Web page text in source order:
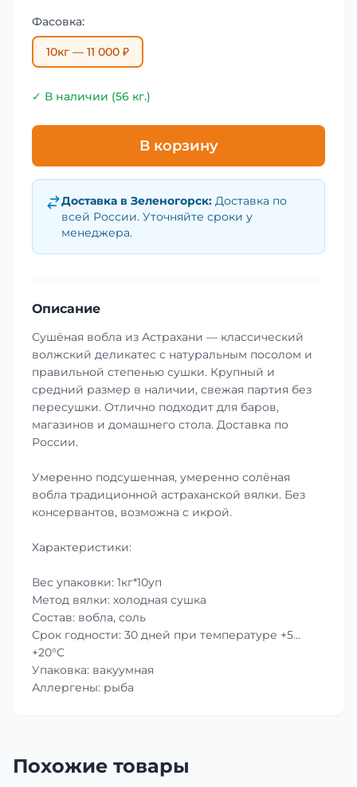
Фасовка:
10кг — 11 000 ₽
✓ В наличии (56 кг.)
В корзину
Доставка в Зеленогорск: Доставка по
всей России. Уточняйте сроки у
менеджера.
Описание
Сушёная вобла из Астрахани — классический
волжский деликатес с натуральным посолом и
правильной степенью сушки. Крупный и
средний размер в наличии, свежая партия без
пересушки. Отлично подходит для баров,
магазинов и домашнего стола. Доставка по
России.
Умеренно подсушенная, умеренно солёная
вобла традиционной астраханской вялки. Без
консервантов, возможна с икрой.
Характеристики:
Вес упаковки: 1кг*10уп
Метод вялки: холодная сушка
Состав: вобла, соль
Срок годности: 30 дней при температуре +5…
+20°C
Упаковка: вакуумная
Аллергены: рыба
Похожие товары